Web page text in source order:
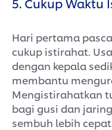
Hari pertama
cukup istirahat.
dengan kepala
membantu
Mengistirahatkan
bagi gusi dan
sembuh lebih cepat.